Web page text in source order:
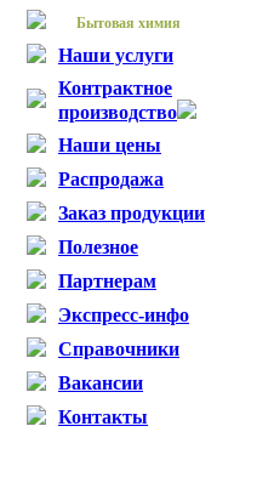
Бытовая химия
Наши услуги
Контрактное
производство
Наши цены
Распродажа
Заказ продукции
Полезное
Партнерам
Экспресс-инфо
Справочники
Вакансии
Контакты